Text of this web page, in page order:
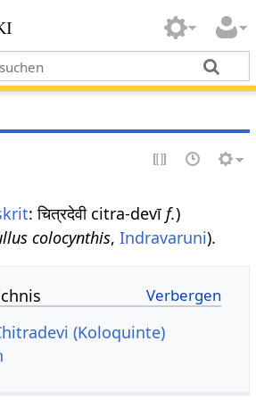
: चित्रदेवी citra-devīf.)
colocynthis,Indravaruni).
(Koloquinte)